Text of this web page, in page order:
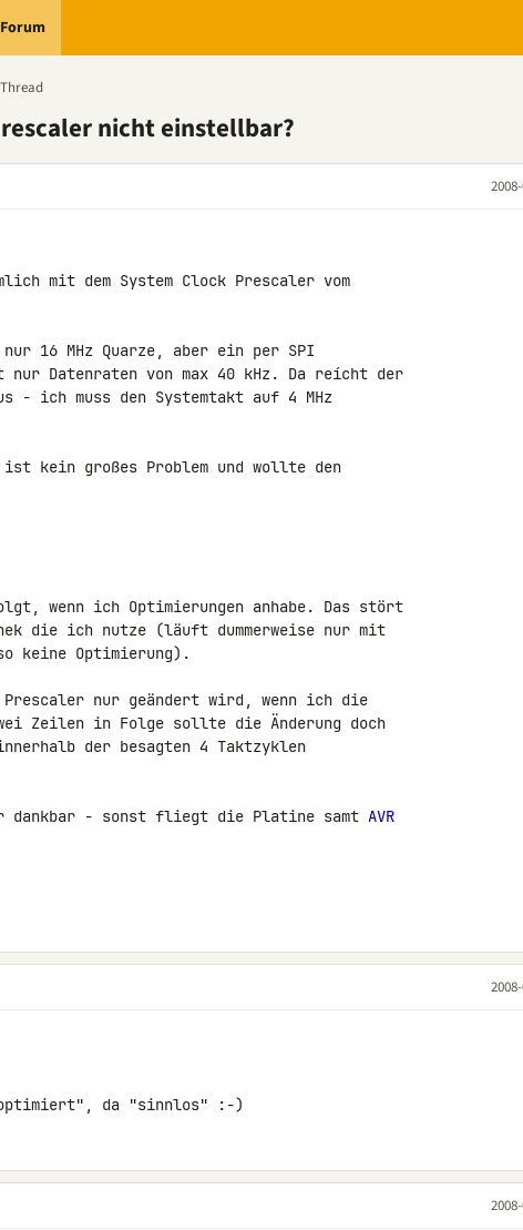
Forum
Thread
nicht einstellbar?
mit dem System Clock Prescaler vom
16 MHz Quarze, aber ein per SPI
nur Datenraten von max 40 kHz. Da reícht der
- ich muss den Systemtakt auf 4 MHz
kein großes Problem und wollte den
wenn ich Optimierungen anhabe. Das stört
die ich nutze (läuft dummerweise nur mit
keine Optimierung).
nur geändert wird, wenn ich die
Zeilen in Folge sollte die Änderung doch
der besagten 4 Taktzyklen
dankbar - sonst fliegt die Platine samt AVR
da "sinnlos" :-)